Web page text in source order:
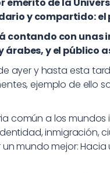
y compartido: el
contando con
y el público
ayer y hasta esta
ejemplo de ello
común a los mundos
inmigración,
mundo mejor: